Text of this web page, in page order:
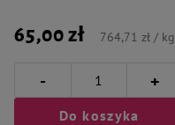
65,00 zł 764,71 zł / kg
- +
Do koszyka